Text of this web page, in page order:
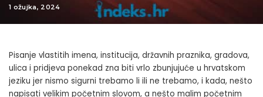
by
1 ožujka, 2024
Pisanje vlastitih imena, institucija, državnih praznika, gradova,
ulica i pridjeva ponekad zna biti vrlo zbunjujuće u hrvatskom
jeziku jer nismo sigurni trebamo li ili ne trebamo, i kada, nešto
napisati velikim početnim slovom, a nešto malim početnim